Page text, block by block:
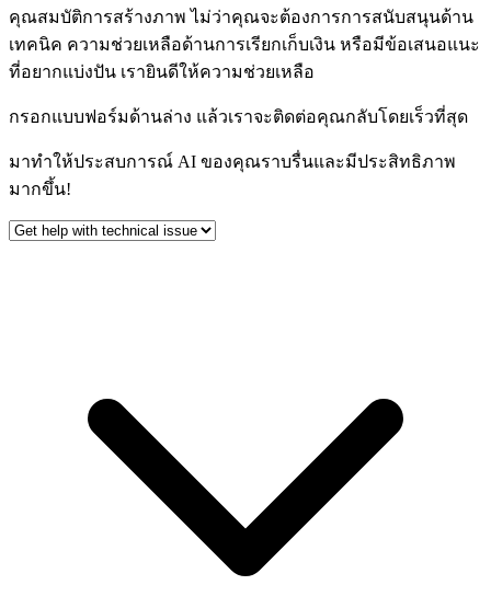
คุณสมบัติการสร้างภาพ ไม่ว่าคุณจะต้องการการสนับสนุนด้าน
เทคนิค ความช่วยเหลือด้านการเรียกเก็บเงิน หรือมีข้อเสนอแนะ
ที่อยากแบ่งปัน เรายินดีให้ความช่วยเหลือ
กรอกแบบฟอร์มด้านล่าง แล้วเราจะติดต่อคุณกลับโดยเร็วที่สุด
มาทำให้ประสบการณ์ AI ของคุณราบรื่นและมีประสิทธิภาพ
มากขึ้น!